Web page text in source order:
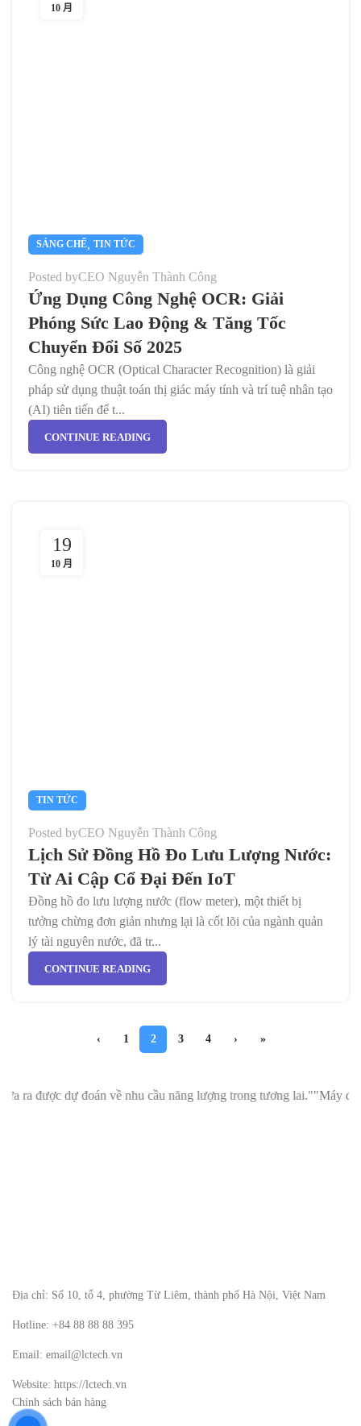
10 月
SÁNG CHẾ, TIN TỨC
Posted byCEO Nguyễn Thành Công
Ứng Dụng Công Nghệ OCR: Giải
Phóng Sức Lao Động & Tăng Tốc
Chuyển Đổi Số 2025
Công nghệ OCR (Optical Character Recognition) là giải
pháp sử dụng thuật toán thị giác máy tính và trí tuệ nhân tạo
(AI) tiên tiến để t...
CONTINUE READING
19
10 月
TIN TỨC
Posted byCEO Nguyễn Thành Công
Lịch Sử Đồng Hồ Đo Lưu Lượng Nước:
Từ Ai Cập Cổ Đại Đến IoT
Đồng hồ đo lưu lượng nước (flow meter), một thiết bị
tưởng chừng đơn giản nhưng lại là cốt lõi của ngành quản
lý tài nguyên nước, đã tr...
CONTINUE READING
‹ 1 2 3 4 › »
về nhu cầu năng lượng trong tương lai.""Máy đọc chỉ số thông
Địa chỉ: Số 10, tổ 4, phường Từ Liêm, thành phố Hà Nội, Việt Nam
Hotline: +84 88 88 88 395
Email: email@lctech.vn
Website: https://lctech.vn
Chính sách bán hàng